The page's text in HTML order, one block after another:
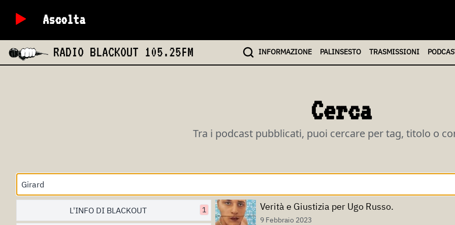
Ascolta
RADIO BLACKOUT 105.25FM INFORMAZIONE PALINSESTO TRASMISSIONI
Cerca
Tra i podcast pubblicati, puoi cercare per tag, titolo o
L'INFO DI BLACKOUT 1 Verità e Giustizia per Ugo Russo.
9 Febbraio 2023